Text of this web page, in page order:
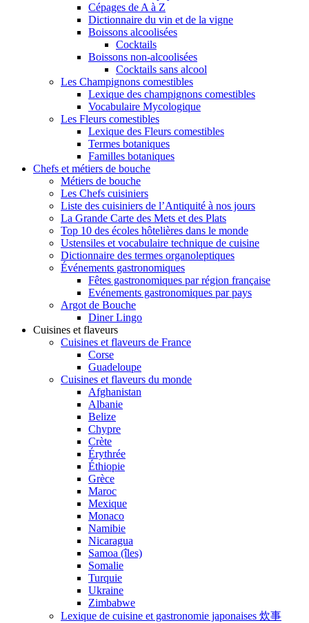
Cépages de A à Z
Dictionnaire du vin et de la vigne
Boissons alcoolisées
Cocktails
Boissons non-alcoolisées
Cocktails sans alcool
Les Champignons comestibles
Lexique des champignons comestibles
Vocabulaire Mycologique
Les Fleurs comestibles
Lexique des Fleurs comestibles
Termes botaniques
Familles botaniques
Chefs et métiers de bouche
Métiers de bouche
Les Chefs cuisiniers
Liste des cuisiniers de l’Antiquité à nos jours
La Grande Carte des Mets et des Plats
Top 10 des écoles hôtelières dans le monde
Ustensiles et vocabulaire technique de cuisine
Dictionnaire des termes organoleptiques
Événements gastronomiques
Fêtes gastronomiques par région française
Evénements gastronomiques par pays
Argot de Bouche
Diner Lingo
Cuisines et flaveurs
Cuisines et flaveurs de France
Corse
Guadeloupe
Cuisines et flaveurs du monde
Afghanistan
Albanie
Belize
Chypre
Crète
Érythrée
Éthiopie
Grèce
Maroc
Mexique
Monaco
Namibie
Nicaragua
Samoa (îles)
Somalie
Turquie
Ukraine
Zimbabwe
Lexique de cuisine et gastronomie japonaises 炊事